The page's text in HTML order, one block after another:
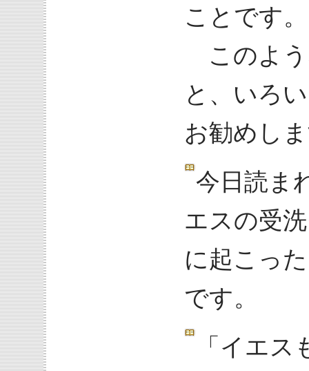
ことです。
このよう
と、いろ
お勧めし
今日読ま
エスの受
に起こっ
です。
「イエ